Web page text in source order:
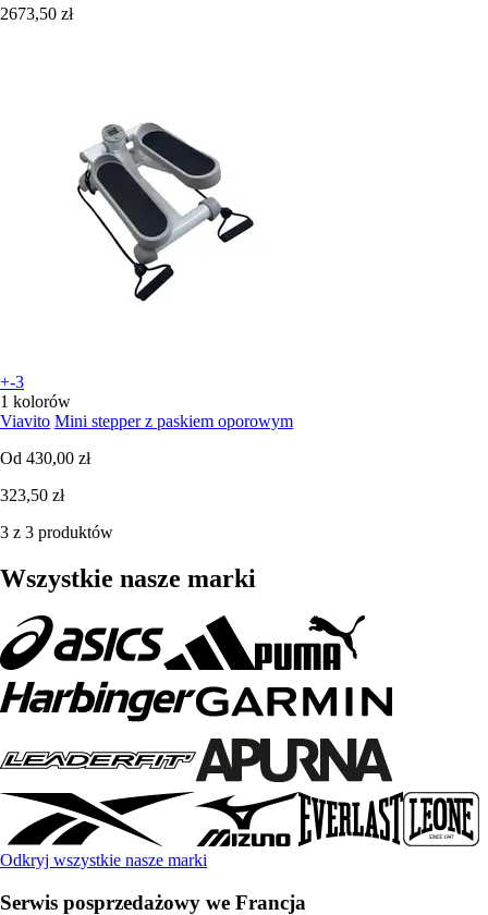
2673,50 zł
+-3
1 kolorów
Viavito Mini stepper z paskiem oporowym
Od 430,00 zł
323,50 zł
3 z 3 produktów
Wszystkie nasze marki
Odkryj wszystkie nasze marki
Serwis posprzedażowy we Francja